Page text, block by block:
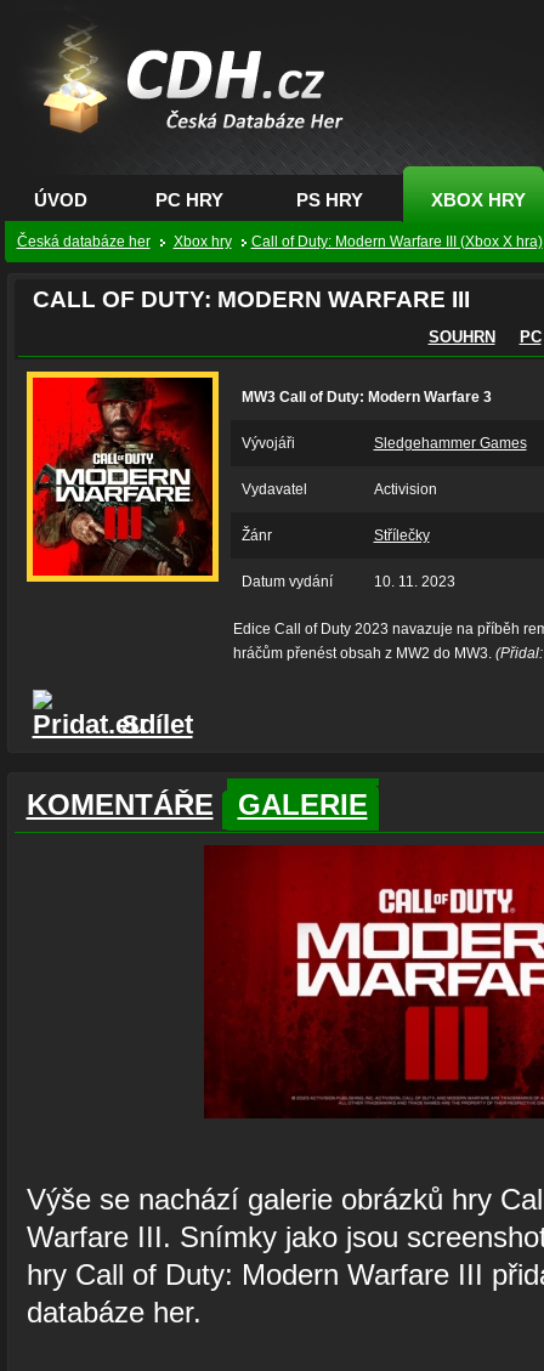
CDH.cz - hry na PC,
PS, XBOX - Česká
databáze her
ÚVOD PC HRY PS HRY XBOX HRY
Česká databáze her Xbox hry Call of Duty: Modern Warfare III (Xbox X hra)
CALL OF DUTY: MODERN WARFARE III
SOUHRN PC
MW3 Call of Duty: Modern Warfare 3
Vývojáři Sledgehammer Games
Vydavatel Activision
Žánr Střílečky
Datum vydání 10. 11. 2023
Edice Call of Duty 2023 navazuje na příběh
hráčům přenést obsah z MW2 do MW3.
Sdílet
KOMENTÁŘE GALERIE
Výše se nachází galerie obrázků hry
Warfare III. Snímky jako jsou
hry Call of Duty: Modern Warfare III
databáze her.